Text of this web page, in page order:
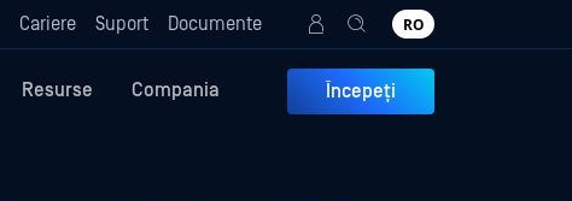
Cariere Suport Documente RO
Resurse Compania Începeți